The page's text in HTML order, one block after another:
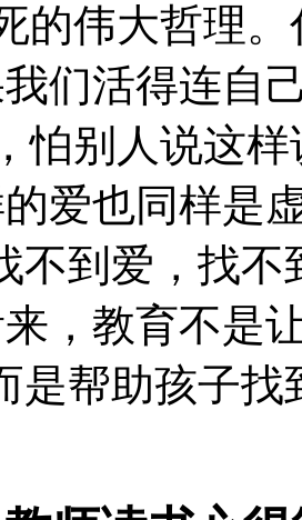
的伟大哲理
们活得连自
怕别人说这
爱也同样是
不到爱，找
，教育不是
是帮助孩子